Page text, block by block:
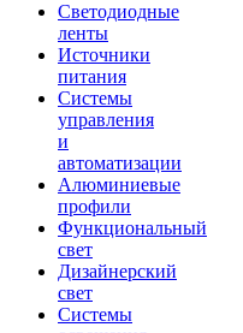
Светодиодные
ленты
Источники
питания
Системы
управления
и
автоматизации
Алюминиевые
профили
Функциональный
свет
Дизайнерский
свет
Системы